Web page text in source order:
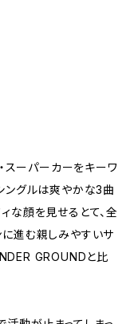
スーパーカーをキーワ
ングルは爽やかな3曲
な顔を見せるとて、全
進む親しみやすいサ
GROUNDと比